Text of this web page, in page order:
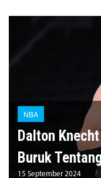
NBA
Dalton
Buruk
15 September 2024